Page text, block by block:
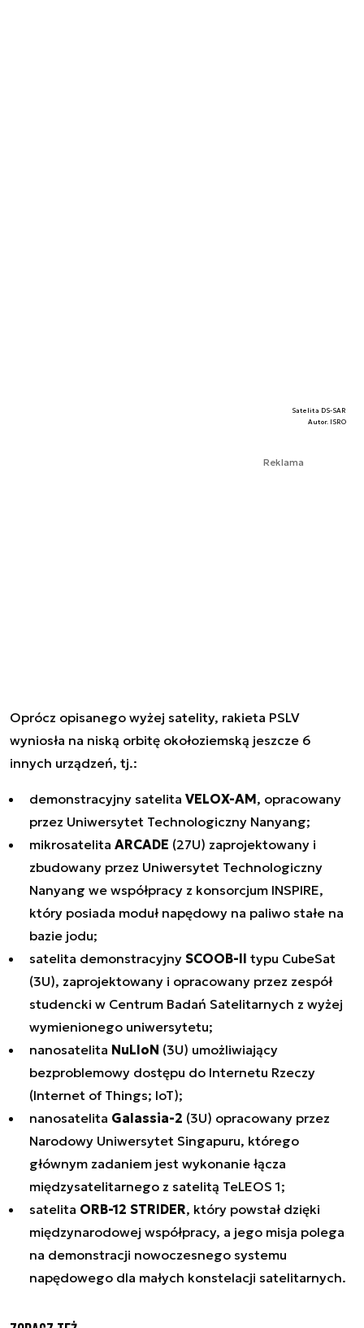
Satelita DS-SAR
Autor. ISRO
Reklama
Oprócz opisanego wyżej satelity, rakieta PSLV
wyniosła na niską orbitę okołoziemską jeszcze 6
innych urządzeń, tj.:
demonstracyjny satelita VELOX-AM, opracowany
przez Uniwersytet Technologiczny Nanyang;
mikrosatelita ARCADE (27U) zaprojektowany i
zbudowany przez Uniwersytet Technologiczny
Nanyang we współpracy z konsorcjum INSPIRE,
który posiada moduł napędowy na paliwo stałe na
bazie jodu;
satelita demonstracyjny SCOOB-II typu CubeSat
(3U), zaprojektowany i opracowany przez zespół
studencki w Centrum Badań Satelitarnych z wyżej
wymienionego uniwersytetu;
nanosatelita NuLIoN (3U) umożliwiający
bezproblemowy dostępu do Internetu Rzeczy
(Internet of Things; IoT);
nanosatelita Galassia-2 (3U) opracowany przez
Narodowy Uniwersytet Singapuru, którego
głównym zadaniem jest wykonanie łącza
międzysatelitarnego z satelitą TeLEOS 1;
satelita ORB-12 STRIDER, który powstał dzięki
międzynarodowej współpracy, a jego misja polega
na demonstracji nowoczesnego systemu
napędowego dla małych konstelacji satelitarnych.